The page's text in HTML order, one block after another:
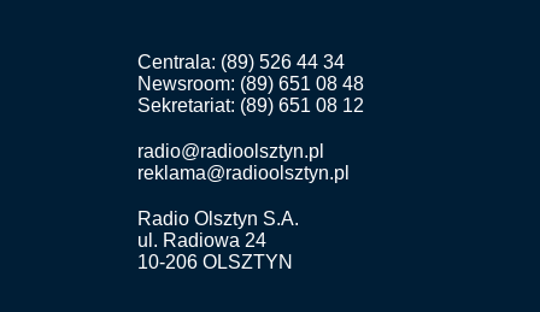
Centrala: (89) 526 44 34
Newsroom: (89) 651 08 48
Sekretariat: (89) 651 08 12
radio@radioolsztyn.pl
reklama@radioolsztyn.pl
Radio Olsztyn S.A.
ul. Radiowa 24
10-206 OLSZTYN